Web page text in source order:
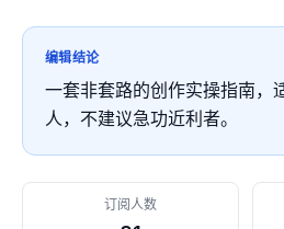
编辑结论
一套非套路的创作实操指南，
人，不建议急功近利者。
订阅人数